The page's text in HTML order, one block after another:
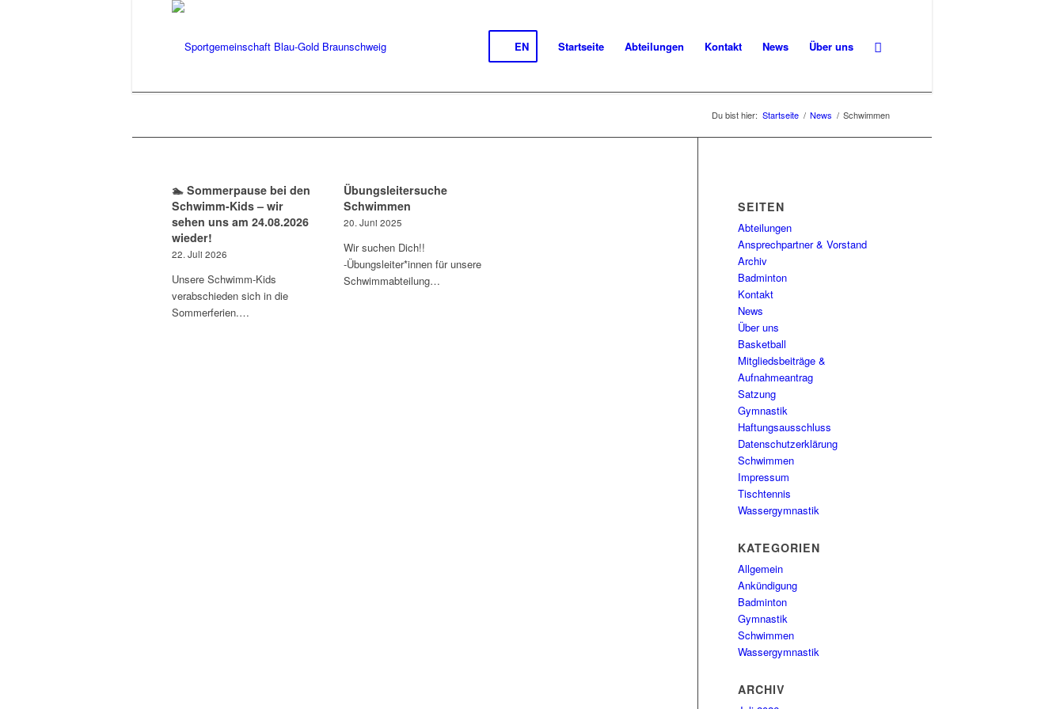
EN Startseite Abteilungen Kontakt News Über uns
Du bist hier: Startseite / News / Schwimmen
🏊 Sommerpause bei den
Schwimm-Kids – wir
sehen uns am 24.08.2026
wieder!
22. Juli 2026
Unsere Schwimm-Kids
verabschieden sich in die
Sommerferien.…
Übungsleitersuche
Schwimmen
20. Juni 2025
Wir suchen Dich!!
-Übungsleiter*innen für unsere
Schwimmabteilung…
SEITEN
Abteilungen
Ansprechpartner & Vorstand
Archiv
Badminton
Kontakt
News
Über uns
Basketball
Mitgliedsbeiträge &
Aufnahmeantrag
Satzung
Gymnastik
Haftungsausschluss
Datenschutzerklärung
Schwimmen
Impressum
Tischtennis
Wassergymnastik
KATEGORIEN
Allgemein
Ankündigung
Badminton
Gymnastik
Schwimmen
Wassergymnastik
ARCHIV